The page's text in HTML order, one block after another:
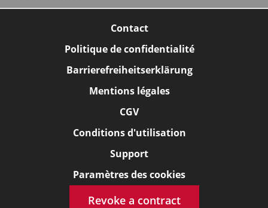
Contact
Politique de confidentialité
Barrierefreiheitserklärung
Mentions légales
CGV
Conditions d'utilisation
Support
Paramètres des cookies
Revoke a contract